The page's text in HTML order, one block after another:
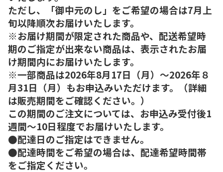
ただし、「御中元のし」をご希望の場合は7月上
旬以降順次お届けいたします。
※お届け期間が限定された商品や、配送希望時
期のご指定が出来ない商品は、表示されたお届
け期間内にお届けいたします。
※一部商品は2026年8月17日（月）～2026年８
月31日（月）もお申込みいただけます。（詳細
は販売期間をご確認ください。）
この期間のご注文については、お申込み受付後1
週間～10日程度でお届けいたします。
●配達日のご指定はできません。
●配達時間をご希望の場合は、配達希望時間帯
をご指定ください。